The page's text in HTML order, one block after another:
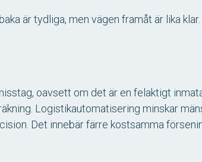
är tydliga, men vägen framåt är lika
oavsett om det är en felaktigt
Logistikautomatisering minskar
Det innebär färre kostsamma